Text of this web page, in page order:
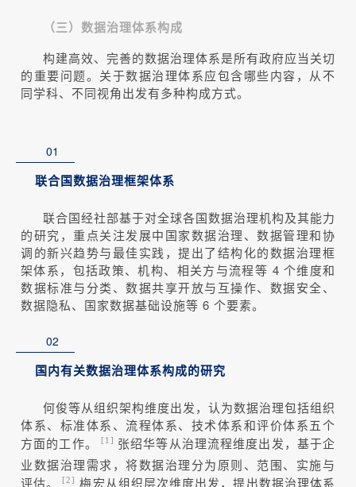
（三）数据治理体系构成
构建高效、完善的数据治理体系是所有政府应当关切
的重要问题。关于数据治理体系应包含哪些内容，从不
同学科、不同视角出发有多种构成方式。
01
联合国数据治理框架体系
联合国经社部基于对全球各国数据治理机构及其能力
的研究，重点关注发展中国家数据治理、数据管理和协
调的新兴趋势与最佳实践，提出了结构化的数据治理框
架体系，包括政策、机构、相关方与流程等 4 个维度和
数据标准与分类、数据共享开放与互操作、数据安全、
数据隐私、国家数据基础设施等 6 个要素。
02
国内有关数据治理体系构成的研究
何俊等从组织架构维度出发，认为数据治理包括组织
体系、标准体系、流程体系、技术体系和评价体系五个
方面的工作。
[1] 张绍华等从治理流程维度出发，基于企
业数据治理需求，将数据治理分为原则、范围、实施与
评估。
[2]
梅宏从组织层次维度出发，提出数据治理体系